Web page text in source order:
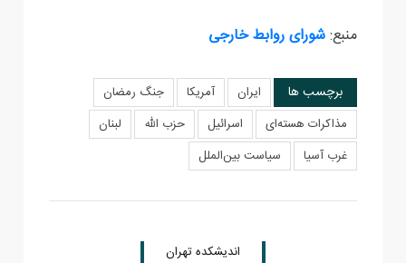
منبع:شورای روابط خارجی
برچسب ها ایران آمریکا
جنگ رمضان
مذاکرات هسته‌ای
اسرائیل حزب الله
لبنان
غرب آسیا
سیاست بین‌الملل
اندیشکده تهران